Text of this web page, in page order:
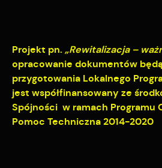
Projekt pn. „Rewitalizacja –
opracowanie dokumentów
przygotowania Lokalnego
jest współfinansowany ze
Spójności w ramach Programu
Pomoc Techniczna 2014-2020